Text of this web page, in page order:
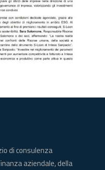
di consulenza
aziendale, della